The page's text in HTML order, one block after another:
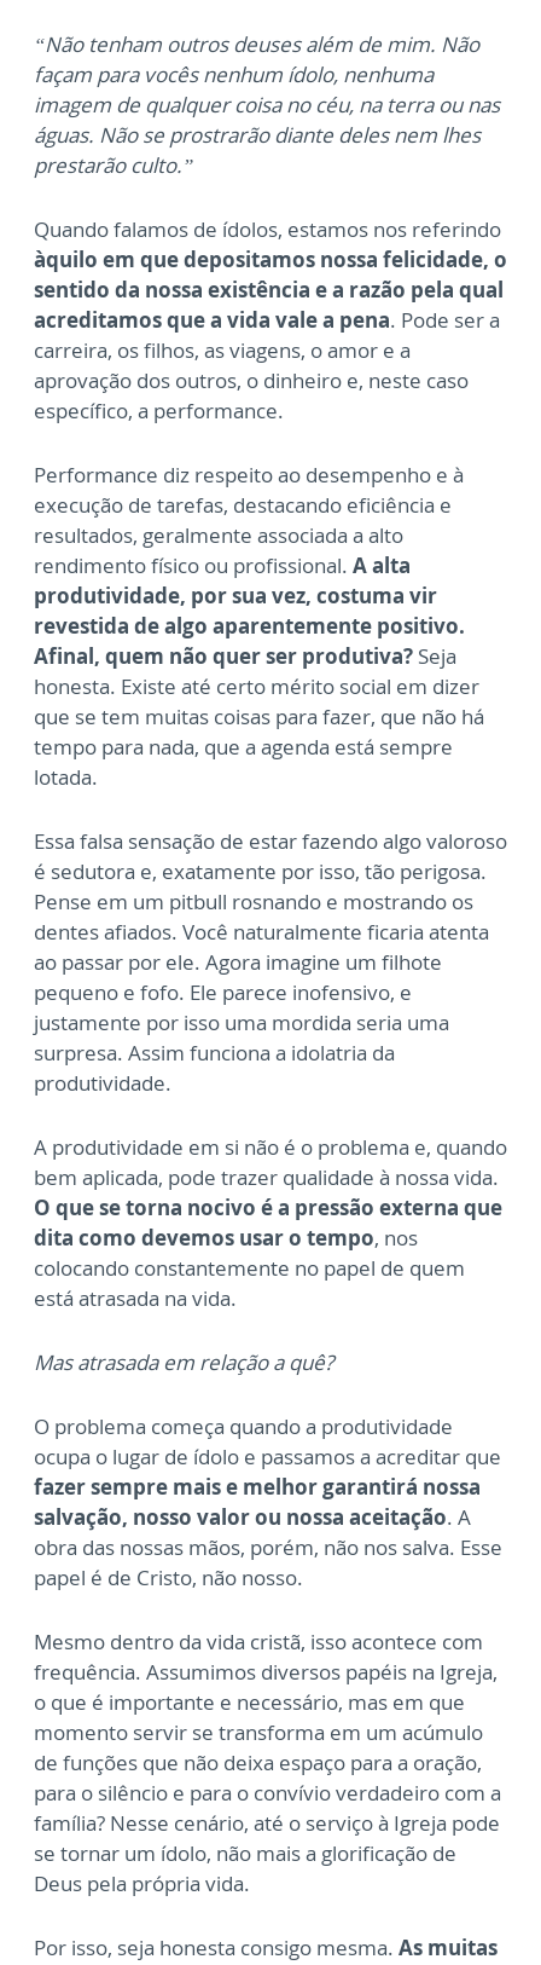
“Não tenham outros deuses além de mim. Não
façam para vocês nenhum ídolo, nenhuma
imagem de qualquer coisa no céu, na terra ou nas
águas. Não se prostrarão diante deles nem lhes
prestarão culto.”
Quando falamos de ídolos, estamos nos referindo
àquilo em que depositamos nossa felicidade, o
sentido da nossa existência e a razão pela qual
acreditamos que a vida vale a pena. Pode ser a
carreira, os filhos, as viagens, o amor e a
aprovação dos outros, o dinheiro e, neste caso
específico, a performance.
Performance diz respeito ao desempenho e à
execução de tarefas, destacando eficiência e
resultados, geralmente associada a alto
rendimento físico ou profissional. A alta
produtividade, por sua vez, costuma vir
revestida de algo aparentemente positivo.
Afinal, quem não quer ser produtiva? Seja
honesta. Existe até certo mérito social em dizer
que se tem muitas coisas para fazer, que não há
tempo para nada, que a agenda está sempre
lotada.
Essa falsa sensação de estar fazendo algo valoroso
é sedutora e, exatamente por isso, tão perigosa.
Pense em um pitbull rosnando e mostrando os
dentes afiados. Você naturalmente ficaria atenta
ao passar por ele. Agora imagine um filhote
pequeno e fofo. Ele parece inofensivo, e
justamente por isso uma mordida seria uma
surpresa. Assim funciona a idolatria da
produtividade.
A produtividade em si não é o problema e, quando
bem aplicada, pode trazer qualidade à nossa vida.
O que se torna nocivo é a pressão externa que
dita como devemos usar o tempo, nos
colocando constantemente no papel de quem
está atrasada na vida.
Mas atrasada em relação a quê?
O problema começa quando a produtividade
ocupa o lugar de ídolo e passamos a acreditar que
fazer sempre mais e melhor garantirá nossa
salvação, nosso valor ou nossa aceitação. A
obra das nossas mãos, porém, não nos salva. Esse
papel é de Cristo, não nosso.
Mesmo dentro da vida cristã, isso acontece com
frequência. Assumimos diversos papéis na Igreja,
o que é importante e necessário, mas em que
momento servir se transforma em um acúmulo
de funções que não deixa espaço para a oração,
para o silêncio e para o convívio verdadeiro com a
família? Nesse cenário, até o serviço à Igreja pode
se tornar um ídolo, não mais a glorificação de
Deus pela própria vida.
Por isso, seja honesta consigo mesma. As muitas